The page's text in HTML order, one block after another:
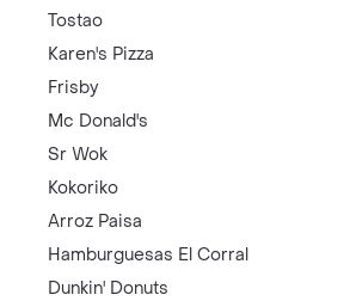
Tostao
Karen's Pizza
Frisby
Mc Donald's
Sr Wok
Kokoriko
Arroz Paisa
Hamburguesas El Corral
Dunkin' Donuts